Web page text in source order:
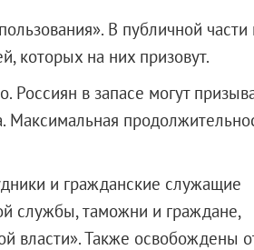
В публичной части
которых на них призовут.
в запасе могут
Максимальная
и гражданские служащие
службы, таможни и граждане,
власти». Также освобождены